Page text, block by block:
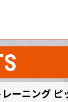
レーニング ピ